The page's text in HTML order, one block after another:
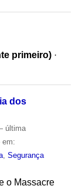
primeiro) ·
dos
última
, Segurança
o Massacre